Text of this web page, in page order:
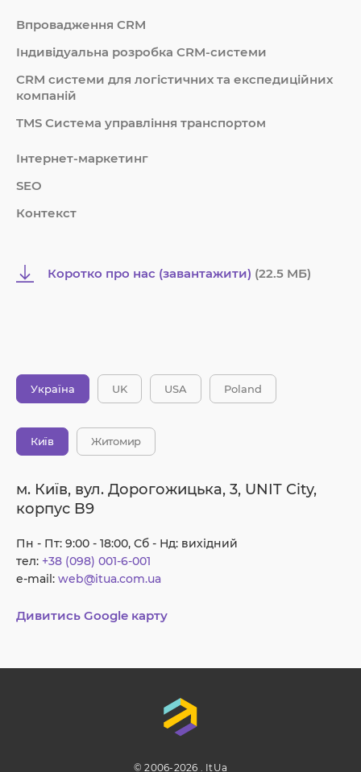
Впровадження CRM
Індивідуальна розробка CRM-системи
СRM системи для логістичних та експедиційних
компаній
TMS Система управління транспортом
Інтернет-маркетинг
SEO
Контекст
Коротко про нас (завантажити) (22.5 MБ)
Україна UK USA Poland
Київ Житомир
м. Київ, вул. Дорогожицька, 3, UNIT City,
корпус B9
Пн - Пт: 9:00 - 18:00, Сб - Нд: вихідний
тел: +38 (098) 001-6-001
e-mail: web@itua.com.ua
Дивитись Google карту
© 2006-2026 . ItUa